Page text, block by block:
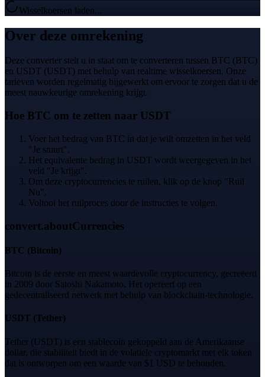
Wisselkoersen laden...
Over deze omrekening
Deze converter stelt u in staat om te converteren tussen BTC (BTC)
en USDT (USDT) met behulp van realtime wisselkoersen. Onze
tarieven worden regelmatig bijgewerkt om ervoor te zorgen dat u de
meest nauwkeurige omrekening krijgt.
Hoe BTC om te zetten naar USDT
Voer het bedrag van BTC in dat je wilt omzetten in het veld
"Je stuurt".
Het equivalente bedrag in USDT wordt weergegeven in het
veld "Je krijgt".
Om deze cryptocurrencies te ruilen, klik op de knop "Ruil
Nu".
Voltooi het ruilproces door de instructies te volgen.
convert.aboutCurrencies
BTC (Bitcoin)
Bitcoin is de eerste en meest waardevolle cryptocurrency, gecreëerd
in 2009 door Satoshi Nakamoto. Het opereert op een
gedecentraliseerd netwerk met behulp van blockchain-technologie.
USDT (Tether)
Tether (USDT) is een stablecoin gekoppeld aan de Amerikaanse
dollar, die stabiliteit biedt in de volatiele cryptomarkt met elk token
dat is ontworpen om een waarde van $1 USD te behouden.